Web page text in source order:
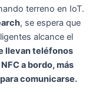
terreno en IoT.
, se espera que
alcance el
llevan teléfonos
a bordo, más
comunicarse.